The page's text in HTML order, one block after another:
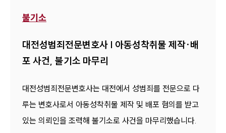
불기소
대전성범죄전문변호사 | 아동성착취물 제작·배
포 사건, 불기소 마무리
대전성범죄전문변호사는 대전에서 성범죄를 전문으로 다
루는 변호사로서 아동성착취물 제작 및 배포 혐의를 받고
있는 의뢰인을 조력해 불기소로 사건을 마무리했습니다.